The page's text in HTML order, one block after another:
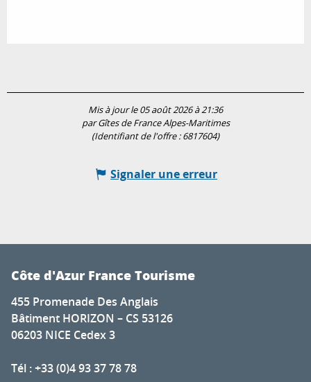
Mis à jour le 05 août 2026 à 21:36
par Gîtes de France Alpes-Maritimes
(Identifiant de l'offre :6817604)
Signaler une erreur
Côte d'Azur France Tourisme
455 Promenade Des Anglais
Bâtiment HORIZON – CS 53126
06203 NICE Cedex 3
Tél : +33 (0)4 93 37 78 78